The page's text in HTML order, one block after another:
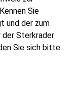
Sie
und der zum
Sterkrader
Sie sich bitte